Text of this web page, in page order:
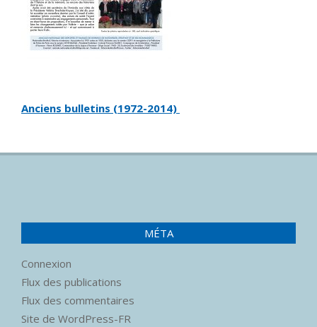
Anciens bulletins (1972-2014)
MÉTA
Connexion
Flux des publications
Flux des commentaires
Site de WordPress-FR